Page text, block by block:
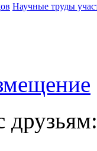
Научные труды
друзьям: